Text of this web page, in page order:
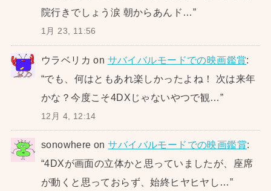
院行きでしょう涙 朝からあんド…”
1月 23, 11:56
ウラベリカ on サバイバルモードでの映画鑑賞:
“でも、何はともあれ楽しかったよね！ 次は来年
かな？今度こそ4DXじゃないやつで観…”
12月 4, 12:14
sonowhere onサバイバルモードでの映画鑑賞:
“4DXが画面の立体かと思っていましたが、座席
が動くと思っておらず、始終ヒヤヒヤし…”